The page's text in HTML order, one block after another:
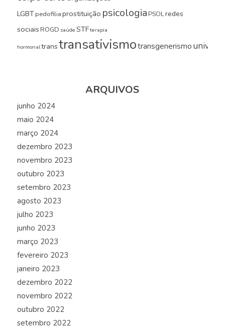
LGBTpedofiliaprostituição psicologia PSOLredes
sociais ROGD saúde STFterapia
hormonaltranstransativismotransgenerismo
ARQUIVOS
junho 2024
maio 2024
março 2024
dezembro 2023
novembro 2023
outubro 2023
setembro 2023
agosto 2023
julho 2023
junho 2023
março 2023
fevereiro 2023
janeiro 2023
dezembro 2022
novembro 2022
outubro 2022
setembro 2022